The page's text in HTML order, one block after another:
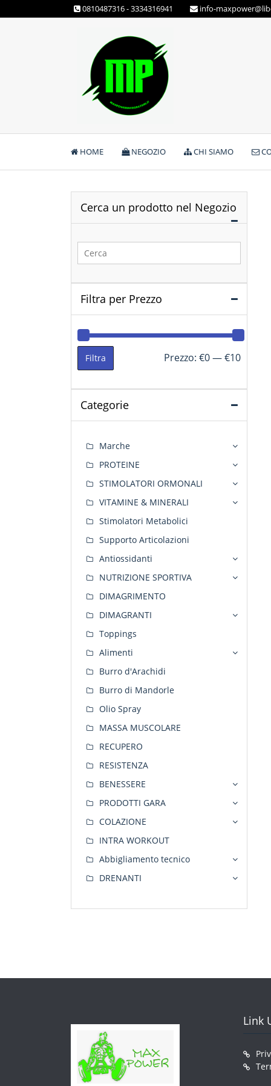
to
0810487316 - 3334316941 info-
Max Power Integratori
HOME NEGOZIO CHI SIAMO
Cerca un prodotto nel Negozio
Filtra per Prezzo
Prezzo
Prezzo
Filtra Prezzo: €0—€10
Categorie
Marche
PROTEINE
STIMOLATORI ORMONALI
VITAMINE & MINERALI
Stimolatori Metabolici
Supporto Articolazioni
Antiossidanti
NUTRIZIONE SPORTIVA
DIMAGRIMENTO
DIMAGRANTI
Toppings
Alimenti
Burro d'Arachidi
Burro di Mandorle
Olio Spray
MASSA MUSCOLARE
RECUPERO
RESISTENZA
BENESSERE
PRODOTTI GARA
COLAZIONE
INTRA WORKOUT
Abbigliamento tecnico
DRENANTI
Link